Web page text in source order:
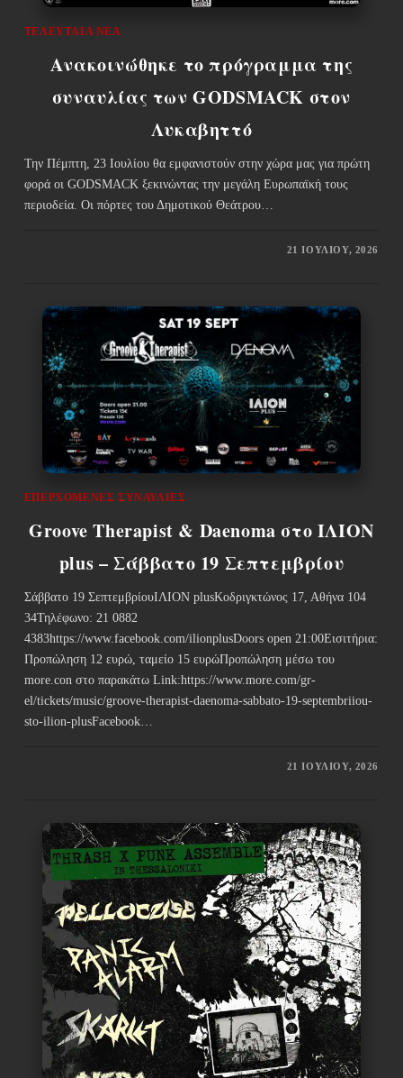
ΤΕΛΕΥΤΑΊΑ ΝΈΑ
Ανακοινώθηκε το πρόγραμμα της
συναυλίας των GODSMACK στον
Λυκαβηττό
Την Πέμπτη, 23 Ιουλίου θα εμφανιστούν στην χώρα μας για πρώτη
φορά οι GODSMACK ξεκινώντας την μεγάλη Ευρωπαϊκή τους
περιοδεία. Οι πόρτες του Δημοτικού Θεάτρου…
21 ΙΟΥΛΊΟΥ, 2026
ΕΠΕΡΧΌΜΕΝΕΣ ΣΥΝΑΥΛΊΕΣ
Groove Therapist & Daenoma στο ΙΛΙΟΝ
plus – Σάββατο 19 Σεπτεμβρίου
Σάββατο 19 ΣεπτεμβρίουΙΛΙΟΝ plusΚοδριγκτώνος 17, Αθήνα 104
34Τηλέφωνο: 21 0882
4383https://www.facebook.com/ilionplusDoors open 21:00Εισιτήρια:
Προπώληση 12 ευρώ, ταμείο 15 ευρώΠροπώληση μέσω του
more.con στο παρακάτω Link:https://www.more.com/gr-
el/tickets/music/groove-therapist-daenoma-sabbato-19-septembriiou-
sto-ilion-plusFacebook…
21 ΙΟΥΛΊΟΥ, 2026